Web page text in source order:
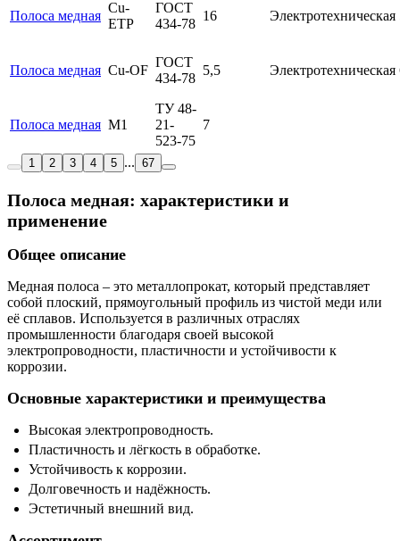
Полоса медная
Cu-
ETP
ГОСТ
434-78
16 Электротехническая
Полоса медная Cu-OF
ГОСТ
434-78
5,5 Электротехническая
Полоса медная М1
ТУ 48-
21-
523-75
7
1 2 3 4 5 ... 67
Полоса медная: характеристики и
применение
Общее описание
Медная полоса – это металлопрокат, который представляет
собой плоский, прямоугольный профиль из чистой меди или
её сплавов. Используется в различных отраслях
промышленности благодаря своей высокой
электропроводности, пластичности и устойчивости к
коррозии.
Основные характеристики и преимущества
Высокая электропроводность.
Пластичность и лёгкость в обработке.
Устойчивость к коррозии.
Долговечность и надёжность.
Эстетичный внешний вид.